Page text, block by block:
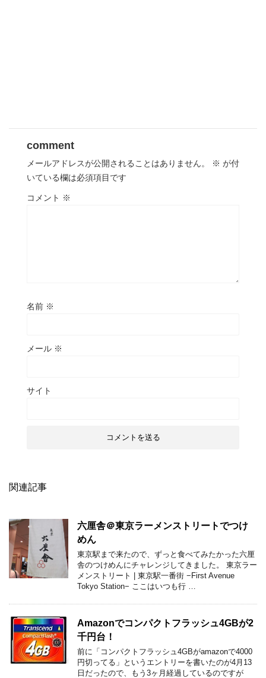
comment
メールアドレスが公開されることはありません。 ※ が付
いている欄は必須項目です
コメント ※
名前 ※
メール ※
サイト
関連記事
六厘舎＠東京ラーメンストリートでつけ
めん
東京駅まで来たので、ずっと食べてみたかった六厘
舎のつけめんにチャレンジしてきました。 東京ラー
メンストリート | 東京駅一番街 −First Avenue
Tokyo Station− ここはいつも行 …
Amazonでコンパクトフラッシュ4GBが2
千円台！
前に「コンパクトフラッシュ4GBがamazonで4000
円切ってる」というエントリーを書いたのが4月13
日だったので、もう3ヶ月経過しているのですが